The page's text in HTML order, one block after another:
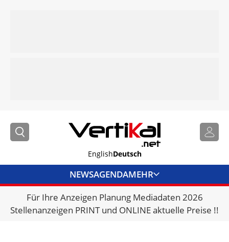
EnglishDeutsch
NEWSAGENDAMEHR
BRANCHENLINKS
VERMIETER
Für Ihre Anzeigen Planung Mediadaten 2026
Stellenanzeigen PRINT und ONLINE aktuelle Preise !!